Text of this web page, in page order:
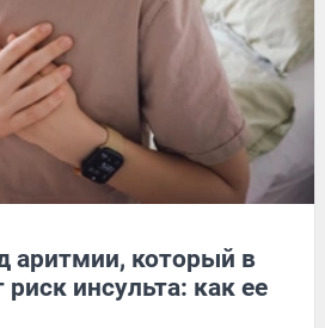
аритмии, который в
инсульта: как ее